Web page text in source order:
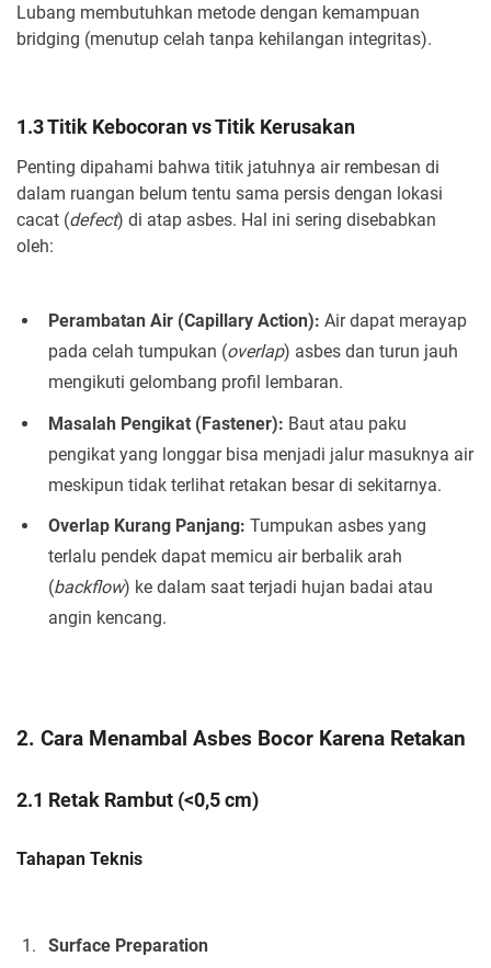
Lubang membutuhkan metode dengan kemampuan
bridging (menutup celah tanpa kehilangan integritas).
1.3 Titik Kebocoran vs Titik Kerusakan
Penting dipahami bahwa titik jatuhnya air rembesan di
dalam ruangan belum tentu sama persis dengan lokasi
cacat (defect) di atap asbes. Hal ini sering disebabkan
oleh:
Perambatan Air (Capillary Action): Air dapat merayap
pada celah tumpukan (overlap) asbes dan turun jauh
mengikuti gelombang profil lembaran.
Masalah Pengikat (Fastener): Baut atau paku
pengikat yang longgar bisa menjadi jalur masuknya air
meskipun tidak terlihat retakan besar di sekitarnya.
Overlap Kurang Panjang: Tumpukan asbes yang
terlalu pendek dapat memicu air berbalik arah
(backflow) ke dalam saat terjadi hujan badai atau
angin kencang.
2. Cara Menambal Asbes Bocor Karena Retakan
2.1 Retak Rambut (<0,5 cm)
Tahapan Teknis
Surface Preparation